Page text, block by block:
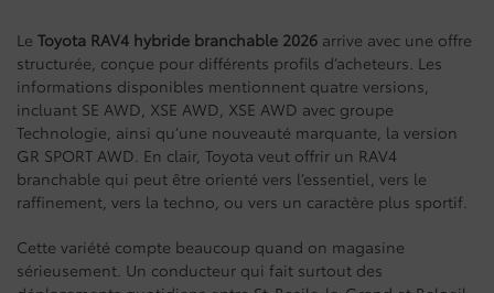
Le Toyota RAV4 hybride branchable 2026 arrive avec une offre
structurée, conçue pour différents profils d’acheteurs. Les
informations disponibles mentionnent quatre versions,
incluant SE AWD, XSE AWD, XSE AWD avec groupe
Technologie, ainsi qu’une nouveauté marquante, la version
GR SPORT AWD. En clair, Toyota veut offrir un RAV4
branchable qui peut être orienté vers l’essentiel, vers le
raffinement, vers la techno, ou vers un caractère plus sportif.
Cette variété compte beaucoup quand on magasine
sérieusement. Un conducteur qui fait surtout des